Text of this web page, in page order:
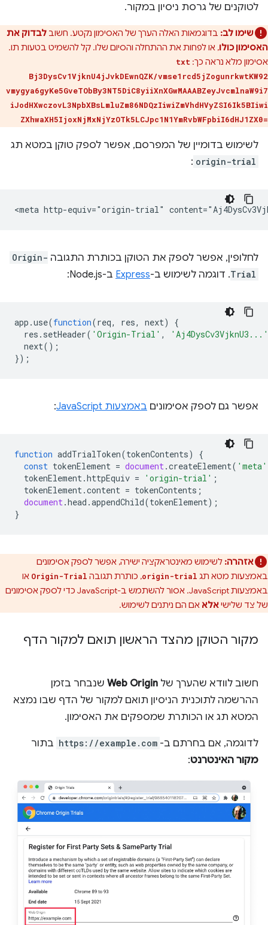
לטוקנים של גרסת ניסיון במקור.
שימו לב: בדוגמאות האלה הערך של האסימון נקטע. חשוב לבדוק את
האסימון כולו, או לפחות את ההתחלה והסיום שלו. קל להשמיט בטעות תו.
אסימון מלא נראה כך: txt
Bj3DysCv1VjknU4jJvkDEwnQZK/vmse1rcd5jZogunrkwtKW92
vmygya6gyKe5GveTObBy3NT5DiC8yiiXnXGwMAAABZeyJvcmlnaW9i7
iJodHXwczovL3NpbXBsLmluZm86NDQzIiwiZmVhdHVyZSI6Ik5BIiwi
ZXhwaXH5IjoxNjMxNjYzOTk5LCJpc1N1YmRvbWFpbiI6dHJ1ZX0=
לשימוש בדומיין של המפרסם, אפשר לספק טוקן במטא תג
origin-trial
:
לחלופין, אפשר לספק את הטוקן בכותרת התגובה Origin-
Trial. דוגמה לשימוש ב-Express ב-Node.js:
app .use(function(req, res, next)
{
res . setHeader( 'Origin-Trial' ,
'Aj4DysCv3VjknU3...'
next();
});
אפשר גם לספק אסימונים באמצעות JavaScript :
function addTrialToken(tokenContents)
{
const tokenElement = document .createElement( 'meta'
tokenElement .httpEquiv = 'origin-trial' ;
tokenElement .content = tokenContents ;
document .head .appendChild(tokenElement);
}
אזהרה: לשימוש מאינטראקציה ישירה, אפשר לספק אסימונים
באמצעות מטא תג origin-trial, כותרת תגובה Origin-Trial או
באמצעות JavaScript. אסור להשתמש ב-JavaScript כדי לספק אסימונים
של צד שלישיאלאאם הם ניתנים לשימוש.
מקור הטוקן מהצד הראשון תואם למקור הדף
חשוב לוודא שהערך של Web Origin שנבחר בזמן
ההרשמה לתוכנית הניסיון תואם למקור של הדף שבו נמצא
המטא תג או הכותרת שמספקים את האסימון.
לדוגמה, אם בחרתם ב- https://example.com בתור
מקור האינטרנט: